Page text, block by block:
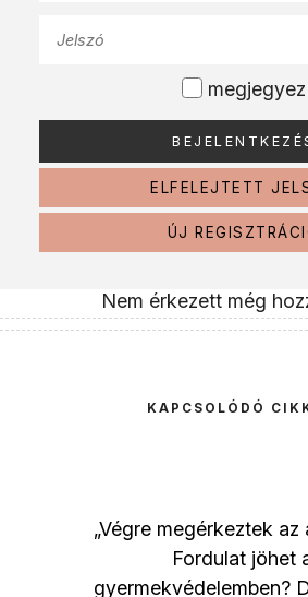
megjegyez
ELFELEJTETT
ÚJ
Nem érkezett még
KAPCSOLÓDÓ
„Végre megérkeztek az
Fordulat jöhet
gyermekvédelemben?